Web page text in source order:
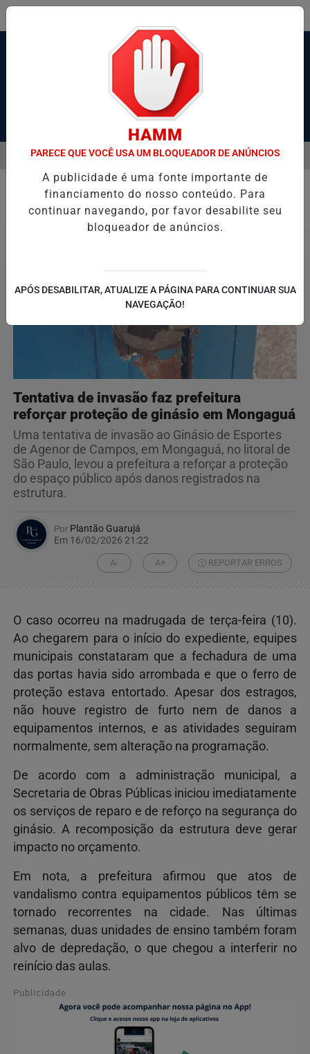
Pesquisar Notícia
E TORNA RÉU HOMEM ACUSADO DE MATAR EX-COMPANHEIRA A
EM ALTA
MENU
Polícia
Tentativa de invasão faz prefeitura
reforçar proteção de ginásio em Mongaguá
Uma tentativa de invasão ao Ginásio de Esportes
de Agenor de Campos, em Mongaguá, no litoral de
São Paulo, levou a prefeitura a reforçar a proteção
do espaço público após danos registrados na
estrutura.
PorPlantão Guarujá
Em 16/02/2026 21:22
A- A+ REPORTAR ERROS
O caso ocorreu na madrugada de terça-feira (10).
Ao chegarem para o início do expediente, equipes
municipais constataram que a fechadura de uma
das portas havia sido arrombada e que o ferro de
proteção estava entortado. Apesar dos estragos,
não houve registro de furto nem de danos a
equipamentos internos, e as atividades seguiram
normalmente, sem alteração na programação.
De acordo com a administração municipal, a
Secretaria de Obras Públicas iniciou imediatamente
os serviços de reparo e de reforço na segurança do
ginásio. A recomposição da estrutura deve gerar
impacto no orçamento.
Em nota, a prefeitura afirmou que atos de
vandalismo contra equipamentos públicos têm se
tornado recorrentes na cidade. Nas últimas
semanas, duas unidades de ensino também foram
alvo de depredação, o que chegou a interferir no
reinício das aulas.
Publicidade
HAMM
PARECE QUE VOCÊ USA UM BLOQUEADOR DE ANÚNCIOS
A publicidade é uma fonte importante de
financiamento do nosso conteúdo. Para
continuar navegando, por favor desabilite seu
bloqueador de anúncios.
APÓS DESABILITAR, ATUALIZE A PÁGINA PARA CONTINUAR SUA
NAVEGAÇÃO!